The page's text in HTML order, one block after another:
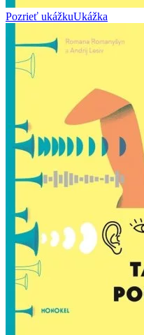
Pozrieť ukážkuUkážka